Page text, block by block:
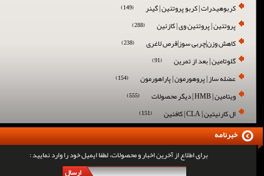
کربوهیدرات | کربو پروتئین | گینر (149)
پروتئین | پروتئین وی | کازئین (288)
کاهش وزن|چربی سوز|قرص لاغری (238)
گلوتامین | بعد از تمرین (91)
عضله ساز | پروهورمون | پاراهورمون (154)
ویتامین | HMB | دیگر محصولات (555)
ال کارنیتین | CLA | کافئین (151)
برای اطلاع از آخرین اخبار و محصولات، لطفا ایمیل خود را وارد نمایید :
ارسال
خبرنامه